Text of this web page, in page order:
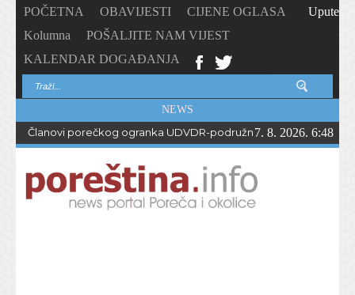
POČETNA OBAVIJESTI
CIJENE OGLASA
Kolumna
POŠALJITE NAM VIJEST
KALENDAR DOGAĐANJA
Upute
NEWS
Članovi porečkog ogranka UDVDR-podružnice Istarske
7. 8. 2026. 6:48